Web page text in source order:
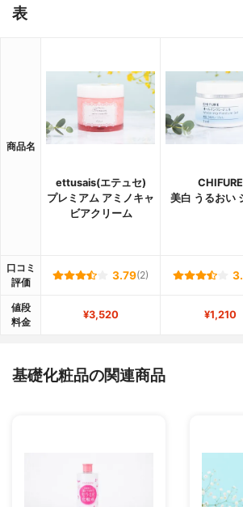
表
商品名
ettusais(エテュセ)
プレミアム アミノキャ
ビアクリーム
CHIFURE
美白 うるおい
口コミ
評価
3.79(2)
値段
料金
¥3,520 ¥1,210
基礎化粧品の関連商品